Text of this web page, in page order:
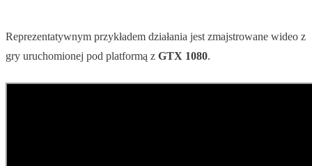
Reprezentatywnym przykładem działania jest zmajstrowane wideo z
gry uruchomionej pod platformą z GTX 1080.